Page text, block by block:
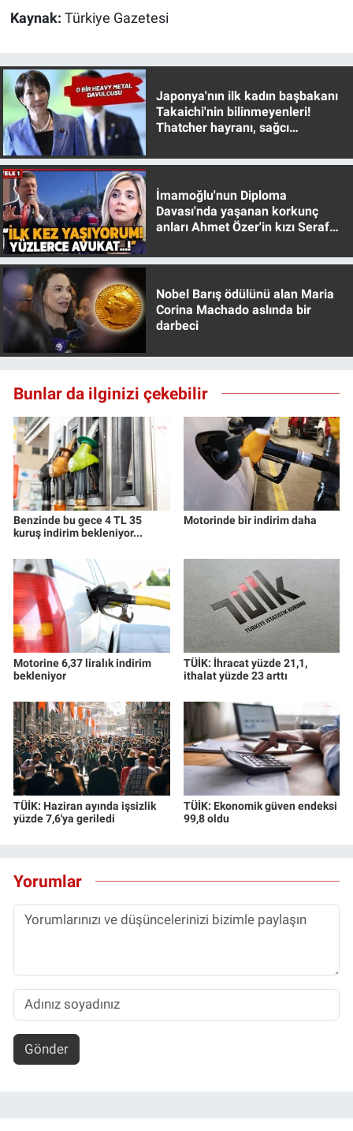
Kaynak: Türkiye Gazetesi
Japonya'nın ilk kadın başbakanı
Takaichi'nin bilinmeyenleri!
Thatcher hayranı, sağcı
İmamoğlu'nun Diploma
Davası'nda yaşanan korkunç
anları Ahmet Özer'in kızı Seraf
Nobel Barış ödülünü alan Maria
Corina Machado aslında bir
darbeci
Bunlar da ilginizi çekebilir
Benzinde bu gece 4 TL 35
kuruş indirim bekleniyor...
Motorinde bir indirim daha
Motorine 6,37 liralık indirim
bekleniyor
TÜİK: İhracat yüzde 21,1,
ithalat yüzde 23 arttı
TÜİK: Haziran ayında işsizlik
yüzde 7,6'ya geriledi
TÜİK: Ekonomik güven endeksi
99,8 oldu
Yorumlar
Gönder